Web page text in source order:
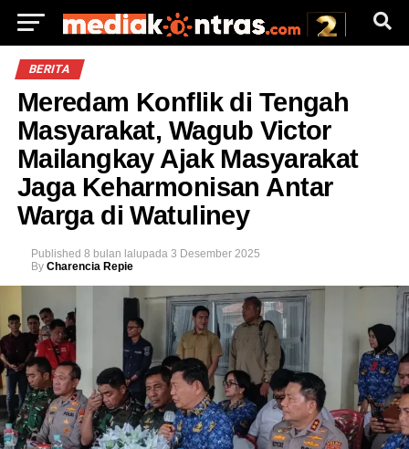
BERITA
Meredam Konflik di Tengah
Masyarakat, Wagub Victor
Mailangkay Ajak Masyarakat
Jaga Keharmonisan Antar
Warga di Watuliney
Published 8 bulan lalupada 3 Desember 2025
By Charencia Repie